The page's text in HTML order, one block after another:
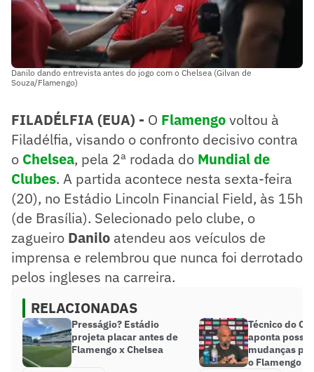
Danilo dando entrevista antes do jogo com o Chelsea (Gilvan de
Souza/Flamengo)
FILADÉLFIA (EUA) - O Flamengovoltou à
Filadélfia, visando o confronto decisivo contra
o Chelsea, pela 2ª rodada do Mundial de
Clubes. A partida acontece nesta sexta-feira
(20), no Estádio Lincoln Financial Field, às 15h
(de Brasília). Selecionado pelo clube, o
zagueiro Danilo atendeu aos veículos de
imprensa e relembrou que nunca foi derrotado
pelos ingleses na carreira.
RELACIONADAS
Presságio? Estádio
projeta placar antes de
Flamengo x Chelsea
Técnico do
aponta
mudanças
o Flamengo